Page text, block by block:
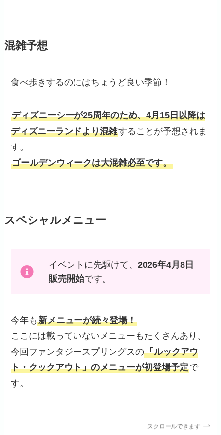
混雑予想
食べ歩きするのにはちょうど良い季節！
ディズニーシーが25周年のため、4月15日以降は
ディズニーランドより混雑することが予想されま
す。
ゴールデンウィークは大混雑必至です。
スペシャルメニュー
イベントに先駆けて、 2026年4月8日
販売開始です。
今年も新メニューが続々登場！
ここには載っていないメニューもたくさんあり、
今回ファンタジースプリングスの「ルックアウ
ト・クックアウト」のメニューが初登場予定で
す。
スクロールできます